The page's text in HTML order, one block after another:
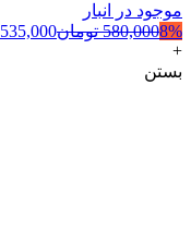
موجود در انبار
8%
580,000 تومان535,000
+
بستن